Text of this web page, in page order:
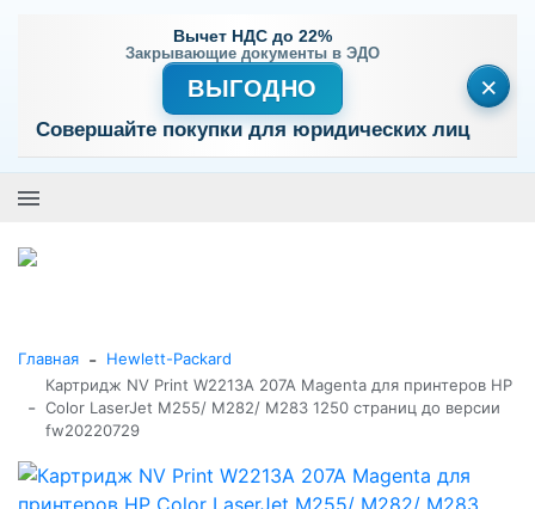
Вычет НДС до 22%
Закрывающие документы в ЭДО
ВЫГОДНО
Совершайте покупки для юридических лиц
×
Главная - Hewlett-Packard
-
Картридж NV Print W2213A 207A Magenta для принтеров HP
Color LaserJet M255/ M282/ M283 1250 страниц до версии
fw20220729